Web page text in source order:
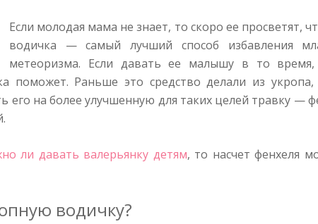
Если молодая мама не знает, то скоро ее просветят,
водичка — самый лучший способ избавления
метеоризма. Если давать ее малышу в то время,
поможет. Раньше это средство делали из
его на более улучшенную для таких целей травку —
ли давать валерьянку детям, то насчет фенхеля
водичку?